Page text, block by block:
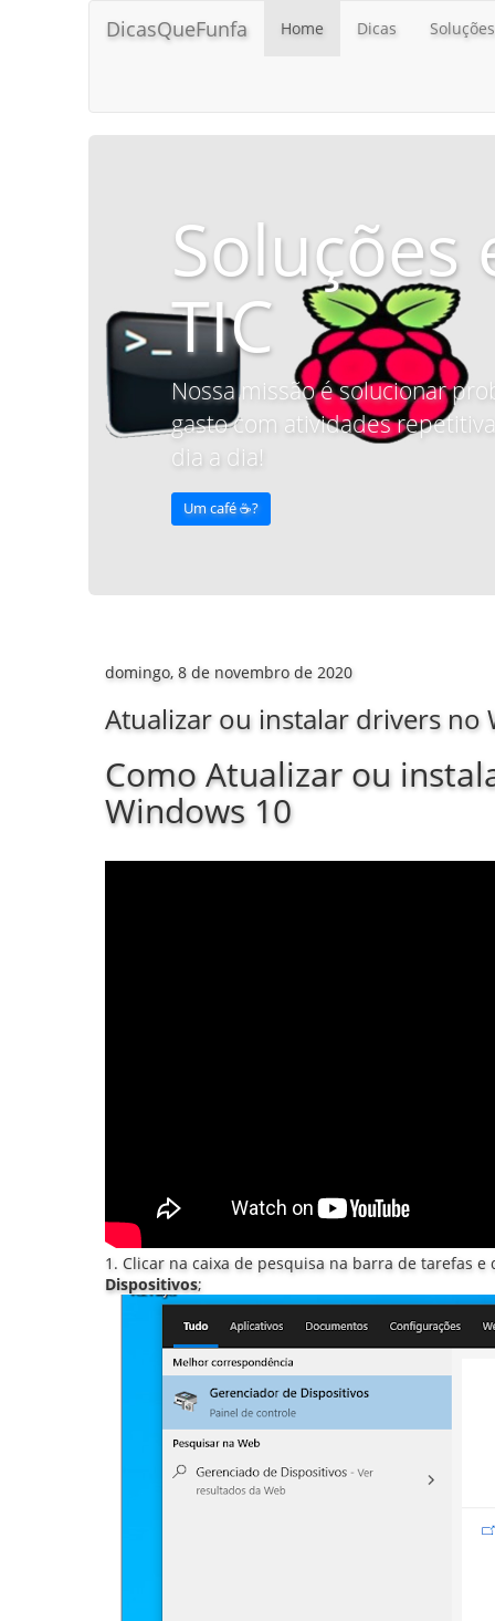
DicasQueFunfa Home Dicas Soluções
Soluções
TIC
Nossa missão é solucionar
gasto com atividades
dia a dia!
Um café ☕️?
domingo, 8 de novembro de 2020
Atualizar ou instalar drivers no
Como Atualizar ou
Windows 10
1. Clicar na caixa de pesquisa na barra de tarefas
Dispositivos;